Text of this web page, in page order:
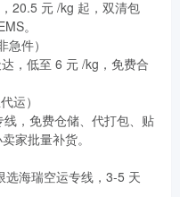
20.5 元 /kg 起，双清包
。
件）
，低至 6 元 /kg，免费合
运）
，免费仓储、代打包、贴
家批量补货。
海瑞空运专线，3-5 天